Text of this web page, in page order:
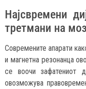
Најсвремени
третмани на
Современите апарати
и магнетна резонанца
се воочи зафатениот
овозможува